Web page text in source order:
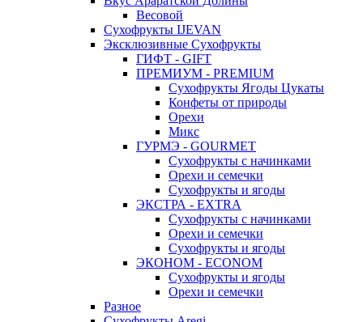
Весовой
Сухофрукты IJEVAN
Эксклюзивные Сухофрукты
ГИФТ - GIFT
ПРЕМИУМ - PREMIUM
Сухофрукты Ягоды Цукаты
Конфеты от природы
Орехи
Микс
ГУРМЭ - GOURMET
Сухофрукты с начинками
Орехи и семечки
Сухофрукты и ягоды
ЭКСТРА - EXTRA
Сухофрукты с начинками
Орехи и семечки
Сухофрукты и ягоды
ЭКОНОМ - ECONOM
Сухофрукты и ягоды
Орехи и семечки
Разное